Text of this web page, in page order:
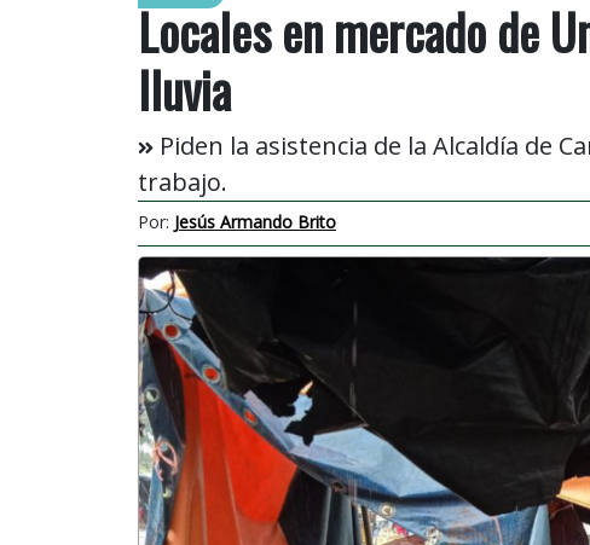
Locales en mercado de
lluvia
Piden la asistencia de la Alcaldía de
trabajo.
Por: Jesús Armando Brito